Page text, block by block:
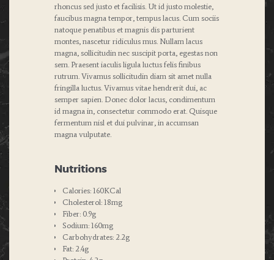
rhoncus sed justo et facilisis. Ut id justo molestie,
faucibus magna tempor, tempus lacus. Cum sociis
natoque penatibus et magnis dis parturient
montes, nascetur ridiculus mus. Nullam lacus
magna, sollicitudin nec suscipit porta, egestas non
sem. Praesent iaculis ligula luctus felis finibus
rutrum. Vivamus sollicitudin diam sit amet nulla
fringilla luctus. Vivamus vitae hendrerit dui, ac
semper sapien. Donec dolor lacus, condimentum
id magna in, consectetur commodo erat. Quisque
fermentum nisl et dui pulvinar, in accumsan
magna vulputate.
Nutritions
Calories: 160KCal
Cholesterol: 18mg
Fiber: 0.9g
Sodium: 160mg
Carbohydrates: 2.2g
Fat: 2.4g